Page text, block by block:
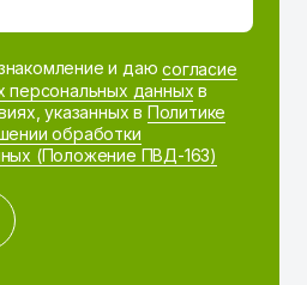
и даюсогласие
персональных данных в
указанных в Политике
обработки
(Положение ПВД-163)